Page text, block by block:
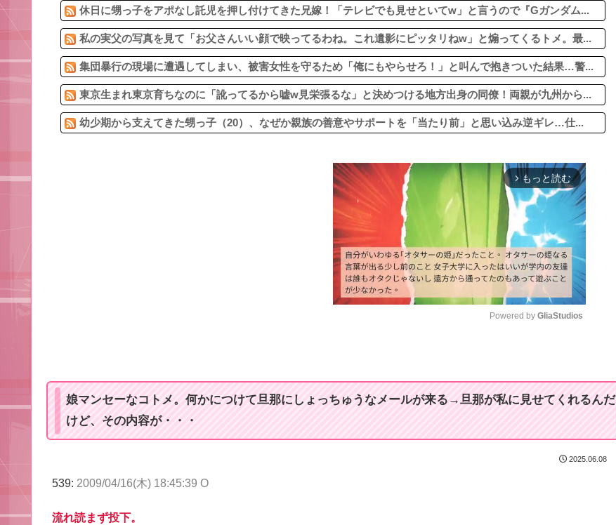
【崩壊寸前】夫がバイトの子を「放っておけない」とか言い訳する理由がコレｗ...
休日に甥っ子をアポなし託児を押し付けてきた兄嫁！「テレビでも見せといてw」と言うので『Gガンダム...
私の実父の写真を見て「お父さんいい顔で映ってるわね。これ遺影にピッタリねw」と煽ってくるトメ。最...
集団暴行の現場に遭遇してしまい、被害女性を守るため「俺にもやらせろ！」と叫んで抱きついた結果…警...
東京生まれ東京育ちなのに「訛ってるから嘘w見栄張るな」と決めつける地方出身の同僚！両親が九州から...
幼少期から支えてきた甥っ子（20）、なぜか親族の善意やサポートを「当たり前」と思い込み逆ギレ…仕...
arrow_forward_ios もっと読む
t
Powered by GliaStudios
娘マンセーなコトメ。何かにつけて旦那にしょっちゅうなメールが来る→旦那が私に見せてくれるんだ
けど、その内容が・・・
2025.06.08
539: 2009/04/16(木) 18:45:39 O
流れ読まず投下。